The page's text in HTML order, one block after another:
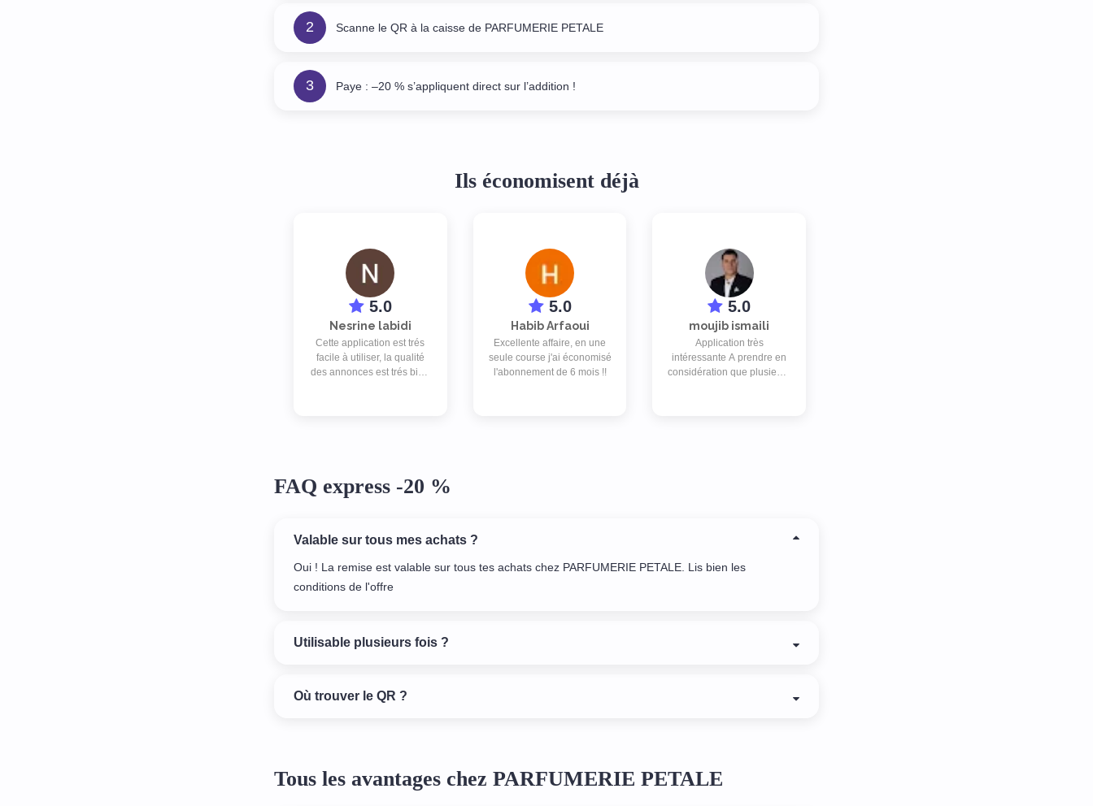
2 Scanne le QR à la caisse de PARFUMERIE PETALE
3 Paye : –20 % s’appliquent direct sur l’addition !
Ils économisent déjà
5.0
Nesrine labidi
Cette application est trés
facile à utiliser, la qualité
des annonces est trés bien
5.0
Habib Arfaoui
Excellente affaire, en une
seule course j'ai économisé
l'abonnement de 6 mois !!
5.0
moujib ismaili
Application très
intéressante A prendre en
considération que plusieurs
FAQ express -20 %
Valable sur tous mes achats ?
Oui ! La remise est valable sur tous tes achats chez PARFUMERIE PETALE. Lis bien les
conditions de l'offre
Utilisable plusieurs fois ?
Où trouver le QR ?
Tous les avantages chez PARFUMERIE PETALE